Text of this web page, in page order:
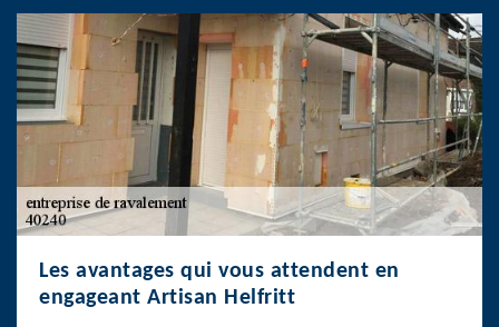
Les avantages qui vous attendent en
engageant Artisan Helfritt